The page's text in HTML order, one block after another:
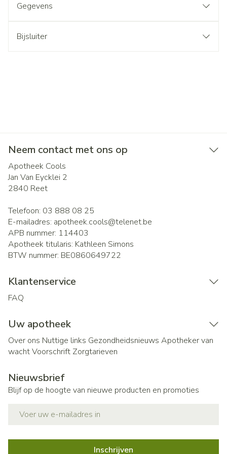
Gegevens
Bijsluiter
Neem contact met ons op
Apotheek Cools
Jan Van Eycklei 2
2840 Reet
Telefoon: 03 888 08 25
E-mailadres: apotheek.cools@telenet.be
APB nummer: 114403
Apotheek titularis: Kathleen Simons
BTW nummer: BE0860649722
Klantenservice
FAQ
Uw apotheek
Over ons Nuttige links Gezondheidsnieuws Apotheker van
wachtVoorschrift Zorgtarieven
Nieuwsbrief
Blijf op de hoogte van nieuwe producten en promoties
Inschrijven